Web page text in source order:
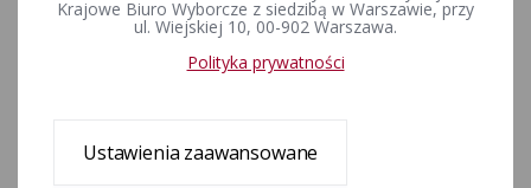
sprawie podziału Gminy
Kodrąb na stałe obwody
numerów, granic oraz siedzib
obwodowych komisji
Krajowe Biuro Wyborcze z siedzibą w Warszawie, przy
ul. Wiejskiej 10, 00-902 Warszawa.
Polityka prywatności
Ustawienia zaawansowane